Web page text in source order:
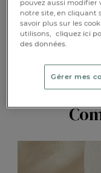
DESCRIPTION
DÉTAILS
pouvez aussi modifier
notre site, en cliquant
savoir plus sur les
utilisons, cliquez ici
des données.
Gérer mes